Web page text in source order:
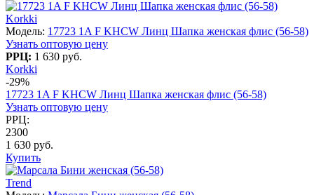
Korkki
Модель: 17723 1A F KHCW Линц Шапка женская флис (56-58)
Узнать оптовую цену
РРЦ: 1 630 руб.
Korkki
-29%
17723 1A F KHCW Линц Шапка женская флис (56-58)
Узнать оптовую цену
РРЦ:
2300
1 630 руб.
Купить
Trend